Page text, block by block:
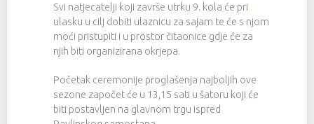
Svi natjecatelji koji završe utrku 9. kola će pri
ulasku u cilj dobiti ulaznicu za sajam te će s njom
moći pristupiti i u prostor čitaonice gdje će za
njih biti organizirana okrjepa.
Početak ceremonije proglašenja najboljih ove
sezone započet će u 13,15 sati u šatoru koji će
biti postavljen na glavnom trgu ispred